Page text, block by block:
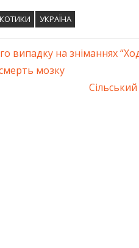
УКРАЇНА
випадку на зніманнях
мозку
Next